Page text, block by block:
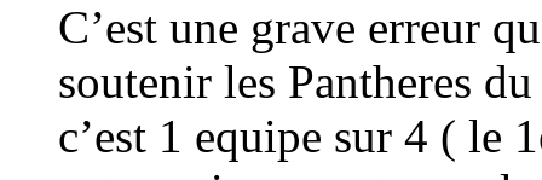
C’est une grave erreur
soutenir les Pantheres
c’est 1 equipe sur 4 ( le